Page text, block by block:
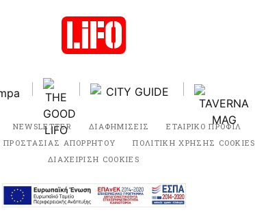
NEWSLETTER ΔΙΑΦΗΜΙΣΕΙΣ ΕΤΑΙΡΙΚΟ ΠΡΟΦΙΛ
ΠΡΟΣΤΑΣΙΑΣ ΑΠΟΡΡΗΤΟΥ
ΠΟΛΙΤΙΚΗ ΧΡΗΣΗΣ COOKIES
ΔΙΑΧΕΙΡΙΣΗ COOKIES